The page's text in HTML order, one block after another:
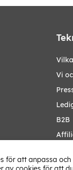
Vi
B2B
för att anpassa